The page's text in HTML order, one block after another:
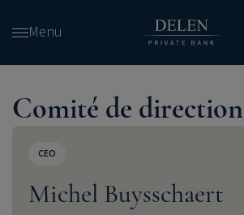
contenu
Menu
Comité de direction
CEO
Michel Buysschaert